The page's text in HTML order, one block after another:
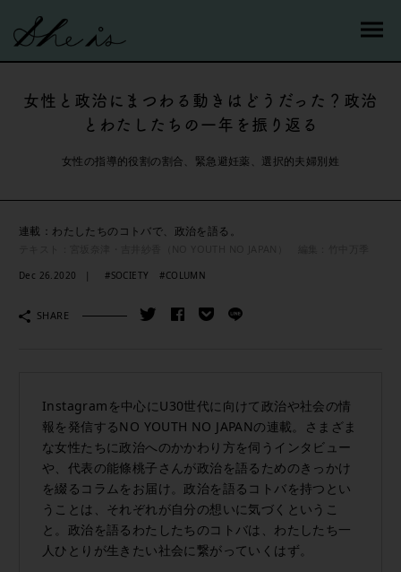
女性と政治にまつわる動きはどうだった？政治
とわたしたちの一年を振り返る
女性の指導的役割の割合、緊急避妊薬、選択的夫婦別姓
連載：わたしたちのコトバで、政治を語る。
Dec 26.2020 #SOCIETY #COLUMN
SHARE
Instagramを中心にU30世代に向けて政治や社会の情
報を発信するNO YOUTH NO JAPANの連載。さまざま
な女性たちに政治へのかかわり方を伺うインタビュー
や、代表の能條桃子さんが政治を語るためのきっかけ
を綴るコラムをお届け。政治を語るコトバを持つとい
うことは、それぞれが自分の想いに気づくというこ
と。政治を語るわたしたちのコトバは、わたしたち一
人ひとりが生きたい社会に繋がっていくはず。